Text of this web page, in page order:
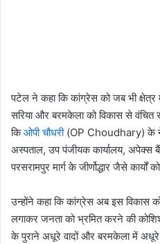
पटेल ने कहा कि कांग्रेस को जब भी
सरिया और बरमकेला को विकास से वंचित
किओपी चौधरी(OP Choudhary) के
अस्पताल, उप पंजीयक कार्यालय,
परसरामपुर मार्ग के जीर्णोद्धार जैसे कार्यों
उन्होंने कहा कि कांग्रेस अब इस विकास
लगाकर जनता को भ्रमित करने की
के पुराने अधूरे वादों और बरमकेला में अधूरे